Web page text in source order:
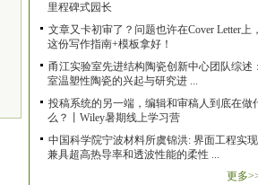
里程碑式园长
文章又卡初审了？问题也许在Cover Letter上，
这份写作指南+模板拿好！
甬江实验室先进结构陶瓷创新中心团队综述：
室温塑性陶瓷的兴起与研究进 ...
投稿系统的另一端，编辑和审稿人到底在做
么？丨Wiley暑期线上学习营
中国科学院宁波材料所虞锦洪: 界面工程实现
兼具超高热导率和透波性能的柔性 ...
更多